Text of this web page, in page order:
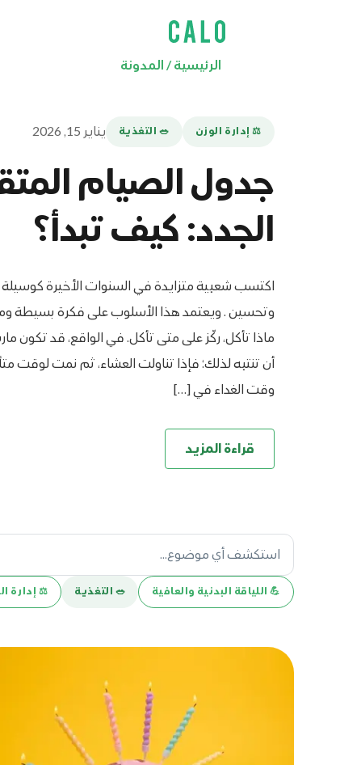
الرئيسية/ المدونة
⚖️ إدارة الوزن 🥗 التغذية يناير 15, 2026
جدول الصيام
الجدد: كيف تبدأ؟
اكتسب شعبية متزايدة في السنوات الأخيرة
وتحسين . ويعتمد هذا الأسلوب على فكرة بسيطة
ماذا تأكل، ركّز على متى تأكل. في الواقع، قد تكون
أن تنتبه لذلك؛ فإذا تناولت العشاء، ثم نمت لوقت
وقت الغداء في […]
قراءة المزيد
💪️ اللياقة البدنية والعافية 🥗 التغذية ⚖️ إدارة